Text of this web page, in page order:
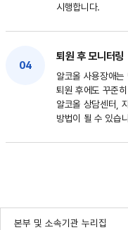
시행합니다.
04
퇴원 후 모니터링
알코올 사용장애
퇴원 후에도 꾸준
알코올 상담센터,
방법이 될 수 있습
본부 및 소속기관 누리집